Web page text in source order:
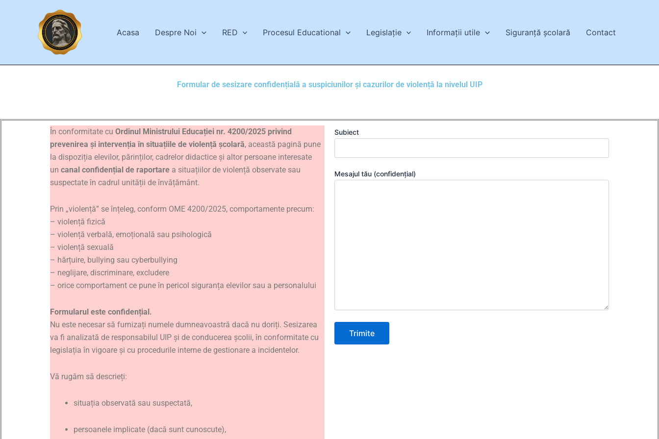
Acasa Despre Noi RED Procesul Educational Legislație Informații utile Siguranță școlară Contact
Formular de sesizare confidențială a suspiciunilor și cazurilor de violență la nivelul UIP
În conformitate cu Ordinul Ministrului Educației nr. 4200/2025 privind
prevenirea și intervenția în situațiile de violență școlară, această pagină pune
la dispoziția elevilor, părinților, cadrelor didactice și altor persoane interesate
un canal confidențial de raportare a situațiilor de violență observate sau
suspectate în cadrul unității de învățământ.
Prin „violență” se înțeleg, conform OME 4200/2025, comportamente precum:
– violență fizică
– violență verbală, emoțională sau psihologică
– violență sexuală
– hărțuire, bullying sau cyberbullying
– neglijare, discriminare, excludere
– orice comportament ce pune în pericol siguranța elevilor sau a personalului
Formularul este confidențial.
Nu este necesar să furnizați numele dumneavoastră dacă nu doriți. Sesizarea
va fi analizată de responsabilul UIP și de conducerea școlii, în conformitate cu
legislația în vigoare și cu procedurile interne de gestionare a incidentelor.
Vă rugăm să descrieți:
situația observată sau suspectată,
persoanele implicate (dacă sunt cunoscute),
Subiect
Mesajul tău (confidențial)